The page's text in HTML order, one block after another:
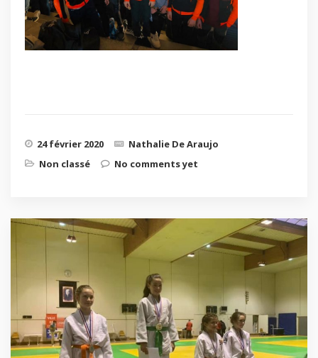
24 février 2020
Nathalie De Araujo
Non classé
No comments yet